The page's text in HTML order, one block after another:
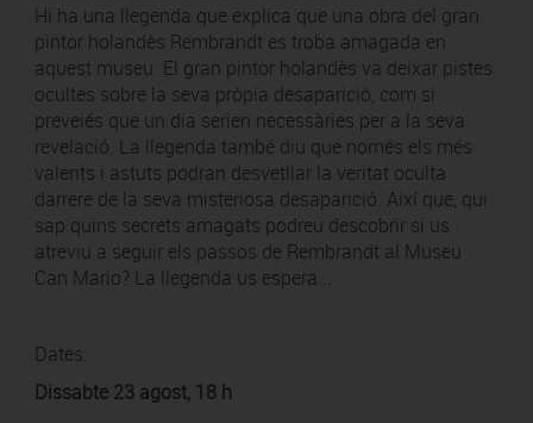
Hi ha una llegenda que explica que una obra del gran
pintor holandès Rembrandt es troba amagada en
aquest museu. El gran pintor holandès va deixar pistes
ocultes sobre la seva pròpia desaparició, com si
preveiés que un dia serien necessàries per a la seva
revelació. La llegenda també diu que només els més
valents i astuts podran desvetllar la veritat oculta
darrere de la seva misteriosa desaparició. Així que, qui
sap quins secrets amagats podreu descobrir si us
atreviu a seguir els passos de Rembrandt al Museu
Can Mario? La llegenda us espera...
Dates:
Dissabte 23 agost, 18 h